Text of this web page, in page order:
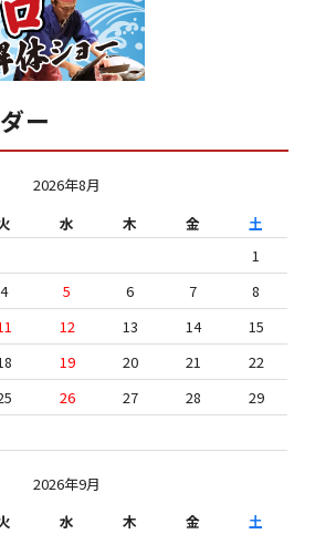
ー
2026年8月
水 木 金
土
1
4 5 6 7
8
12 13 14
15
19 20 21
22
26 27 28
29
2026年9月
水 木 金
土